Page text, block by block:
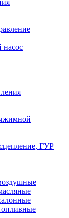
насос
ГУР